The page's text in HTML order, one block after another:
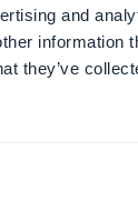
and
information
they’ve
los sitios.
un estudio
para